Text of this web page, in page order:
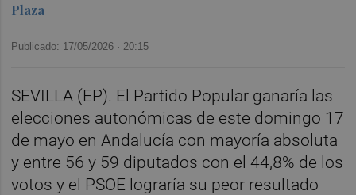
Plaza
Publicado: 17/05/2026 · 20:15
SEVILLA (EP). El Partido Popular ganaría las
elecciones autonómicas de este domingo 17
de mayo en Andalucía con mayoría absoluta
y entre 56 y 59 diputados con el 44,8% de los
votos y el PSOE lograría su peor resultado